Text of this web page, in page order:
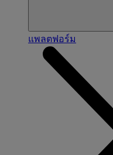
แพลตฟอร์ม